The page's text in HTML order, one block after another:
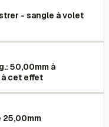
- sangle à volet
50,00mm à
à cet effet
25,00mm